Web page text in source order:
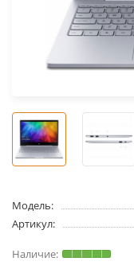
Модель:
Артикул: